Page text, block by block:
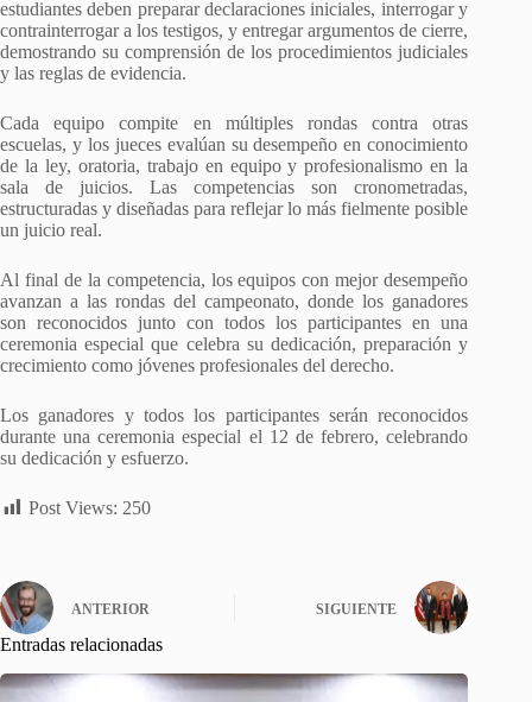
estudiantes deben preparar declaraciones iniciales, interrogar y
contrainterrogar a los testigos, y entregar argumentos de cierre,
demostrando su comprensión de los procedimientos judiciales
y las reglas de evidencia.
Cada equipo compite en múltiples rondas contra otras
escuelas, y los jueces evalúan su desempeño en conocimiento
de la ley, oratoria, trabajo en equipo y profesionalismo en la
sala de juicios. Las competencias son cronometradas,
estructuradas y diseñadas para reflejar lo más fielmente posible
un juicio real.
Al final de la competencia, los equipos con mejor desempeño
avanzan a las rondas del campeonato, donde los ganadores
son reconocidos junto con todos los participantes en una
ceremonia especial que celebra su dedicación, preparación y
crecimiento como jóvenes profesionales del derecho.
Los ganadores y todos los participantes serán reconocidos
durante una ceremonia especial el 12 de febrero, celebrando
su dedicación y esfuerzo.
Post Views: 250
ANTERIOR SIGUIENTE
Entradas relacionadas